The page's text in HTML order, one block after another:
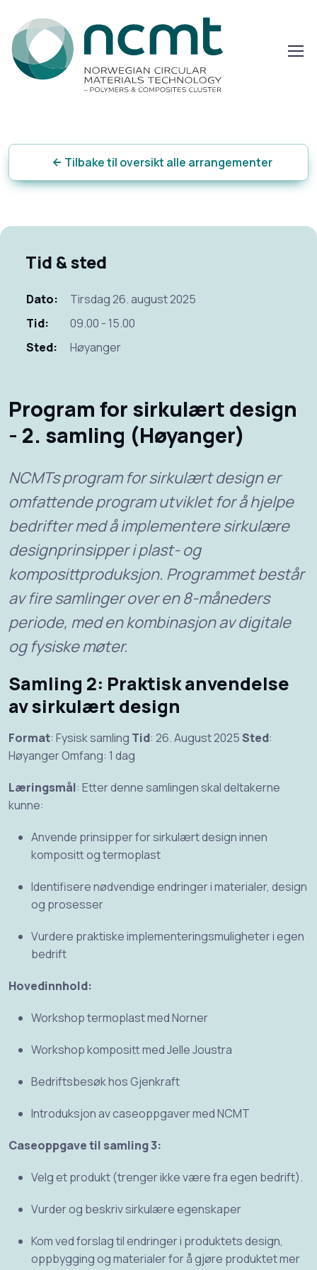
Tilbake til oversikt alle arrangementer
Tid & sted
Dato:
Tirsdag 26. august 2025
Tid:
09.00 - 15.00
Sted:
Høyanger
Program for sirkulært design
- 2. samling (Høyanger)
NCMTs program for sirkulært design er
omfattende program utviklet for å hjelpe
bedrifter med å implementere sirkulære
designprinsipper i plast- og
komposittproduksjon. Programmet består
av fire samlinger over en 8-måneders
periode, med en kombinasjon av digitale
og fysiske møter.
Samling 2: Praktisk anvendelse
av sirkulært design
Format: Fysisk samling Tid: 26. August 2025Sted:
Høyanger Omfang: 1 dag
Læringsmål: Etter denne samlingen skal deltakerne
kunne:
Anvende prinsipper for sirkulært design innen
kompositt og termoplast
Identifisere nødvendige endringer i materialer, design
og prosesser
Vurdere praktiske implementeringsmuligheter i egen
bedrift
Hovedinnhold:
Workshop termoplast med Norner
Workshop kompositt med Jelle Joustra
Bedriftsbesøk hos Gjenkraft
Introduksjon av caseoppgaver med NCMT
Caseoppgave til samling 3:
Velg et produkt (trenger ikke være fra egen bedrift).
Vurder og beskriv sirkulære egenskaper
Kom ved forslag til endringer i produktets design,
oppbygging og materialer for å gjøre produktet mer